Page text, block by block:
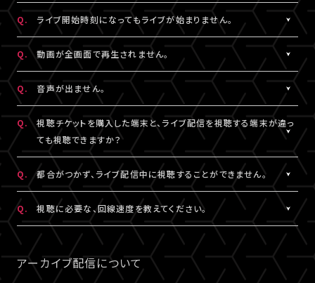
3.全て半角英数で入力できていますか？
必ず半角数字でご入力ください。全角入力ではログインできませ
4.スペースが入っていませんか？
入力の際、前後にスペースが入っていないかご確認ください。不要
なスペースを入れると認証されませんので、ご注意ください。
5.キーボードのNum Lock（ナムロック）が押されていませんか？
ノートパソコンをご利用の方は、Num Lockキーが外れた状態で行
ってください。
2.推奨環境からお試しいただいていますか？
ご利用の環境が推奨環境でない場合、正常にページ遷移ができな
い可能性がございます。推奨環境はこちらよりご確認ください。
スマートフォン、タブレットをご利用の場合、LINEやメール等のアプ
リ内ブラウジングではなく、指定のブラウザ（iPhone・iPadの場合
は「Safari」、Androidの場合は「Chrome」）で当サービスをご利
用ください。
3.全て半角英数で入力できていますか？
必ず半角数字でご入力ください。全角入力ではログインできませ
ん。
4.スペースが入っていませんか？
入力の際、前後にスペースが入っていないかご確認ください。不要
なスペースを入れると認証されませんので、ご注意ください。
5.キーボードのNum Lock（ナムロック）が押されていませんか？
A.
原則、カメラ・スマートフォンなどによる画面録画・撮影・録音は禁
止いたします。
ただし各配信で別途案内があった場合はこれに限りません。
録画・撮影・録音を許可する案内のない配信でSNSや動画サイトな
どへの無断転載・共有を行った場合、法的責任に問われる場合が
ございます。
Q. ライブ開始時刻になってもライブが始まりません。
A.
リロード（再読み込み）をお試しいただき、視聴ページを更新してく
ださい。
※リロード（再読み込み）方法はご利用端末により異なります。
Q. 動画が全画面で再生されません。
A.
視聴画面の右下にある四角いボタンを押すと、全画面での表示に
切り替わります。 全画面での視聴中に同じボタンを押すと、元の画
面サイズに戻ります。
Q. 音声が出ません。
A.
視聴ページの動画配信プレイヤーがミュート（消音）になっていな
いかをご確認ください。
また、ご利用の端末がマナーモードになっていないか、音量設定が
小さくなっていないかをご確認ください。
Q.
視聴チケットを購入した端末と、ライブ配信を視聴する端末が違っ
ても視聴できますか？
A.
視聴チケットをご購入いただいた際と同じA!-ID（メールアドレス）・
パスワードでログインいただければ、端末が違ってもご視聴いただ
けます。
ライブ配信を視聴する端末が推奨環境であることをご確認のうえ、
事前にサンプル動画の映像と音声が正常に再生できることをご確
認ください。
Q. 都合がつかず、ライブ配信中に視聴することができません。
A.
アーカイブ配信がある場合は、視聴チケットをお持ちの方に限りご
視聴いただけます。
公演によってはアーカイブ配信のみの視聴でも視聴チケットのご
購入が可能です。券種や決済方法により販売期間や販売価格など
が異なります。
Q. 視聴に必要な、回線速度を教えてください。
LIVESHIPの配信をより良い画質でご覧いただくには、インターネ
ットの安定した接続速度 (以下の表を参照) を確保していただくこ
とをお勧めします。
アーカイブ配信について